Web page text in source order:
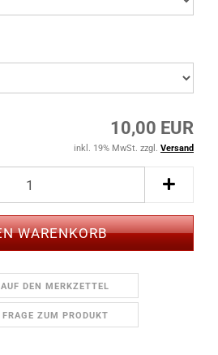
10,00 EUR
inkl. 19% MwSt. zzgl. Versand
AUF DEN MERKZETTEL
FRAGE ZUM PRODUKT